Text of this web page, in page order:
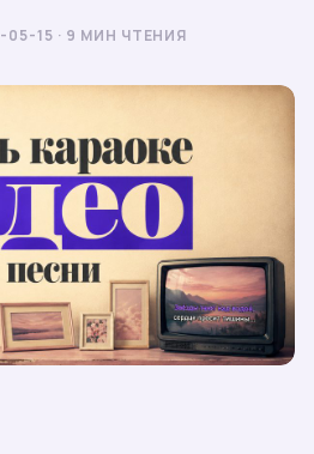
15 · 9 МИН ЧТЕНИЯ